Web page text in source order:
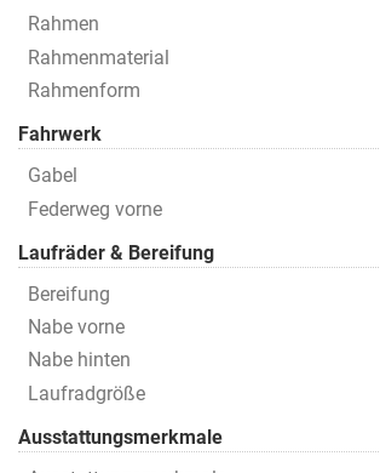
Rahmen
Rahmenmaterial
Rahmenform
Fahrwerk
Gabel
Federweg vorne
Laufräder & Bereifung
Bereifung
Nabe vorne
Nabe hinten
Laufradgröße
Ausstattungsmerkmale